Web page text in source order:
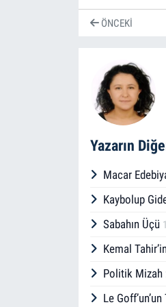
ÖNCEKI
Yazarın
Macar
Kaybolup
Sabahın Üçü
Kemal
Politik Mizah
Le